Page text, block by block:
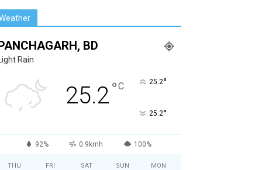
BD
Rain
25.2°C 25.2°
25.2°
92% 0.9kmh 100%
THU FRI SAT SUN MON